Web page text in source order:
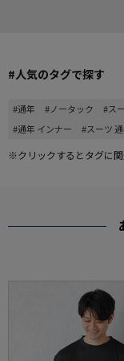
#人気のタグで探す
#通年 #ノータック #ス
#通年 インナー
#スーツ
※クリックするとタグに関